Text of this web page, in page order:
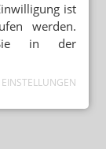
ist
werden.
Sie in der
EINSTELLUNGEN